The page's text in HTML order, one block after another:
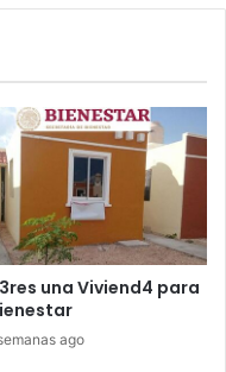
una Viviend4 para
ago